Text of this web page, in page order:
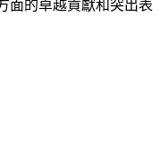
面的卓越貢獻和突出表